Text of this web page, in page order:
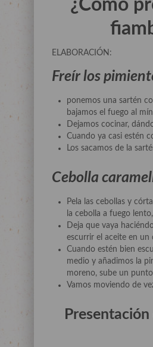
¿Cómo
ELABORACIÓN:
Freír los
ponemos una sartén
bajamos el fuego al
Dejamos cocinar,
Cuando ya casi estén
Los sacamos de la
Cebolla
Pela las cebollas y
la cebolla a fuego
Deja que vaya
escurrir el aceite en un
Cuando estén bien
medio y añadimos la
moreno, sube un
Vamos moviendo de